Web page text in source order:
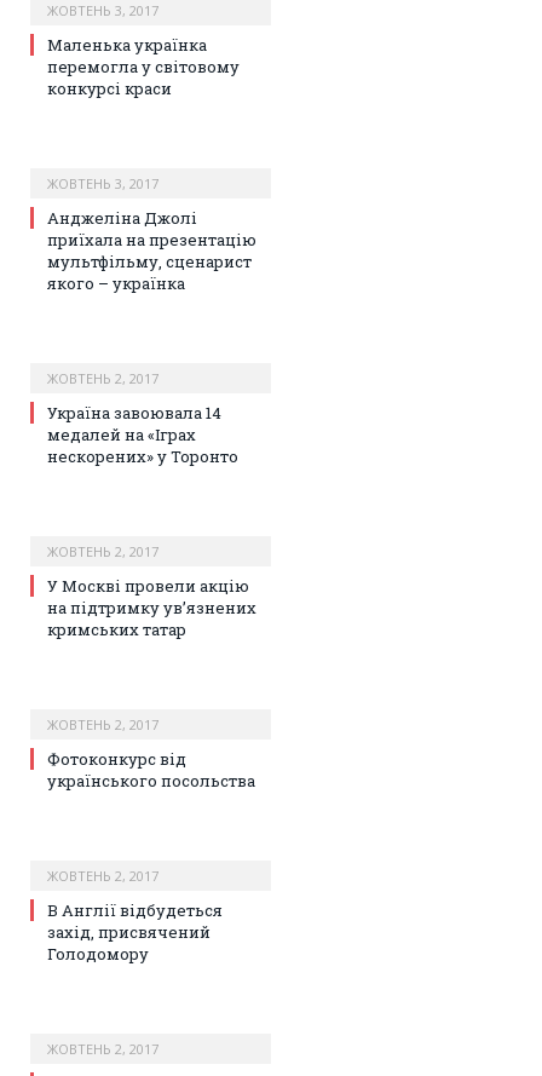
ЖОВТЕНЬ 3, 2017
Маленька українка
перемогла у світовому
конкурсі краси
ЖОВТЕНЬ 3, 2017
Анджеліна Джолі
приїхала на презентацію
мультфільму, сценарист
якого – українка
ЖОВТЕНЬ 2, 2017
Україна завоювала 14
медалей на «Іграх
нескорених» у Торонто
ЖОВТЕНЬ 2, 2017
У Москві провели акцію
на підтримку ув’язнених
кримських татар
ЖОВТЕНЬ 2, 2017
Фотоконкурс від
українського посольства
ЖОВТЕНЬ 2, 2017
В Англії відбудеться
захід, присвячений
Голодомору
ЖОВТЕНЬ 2, 2017